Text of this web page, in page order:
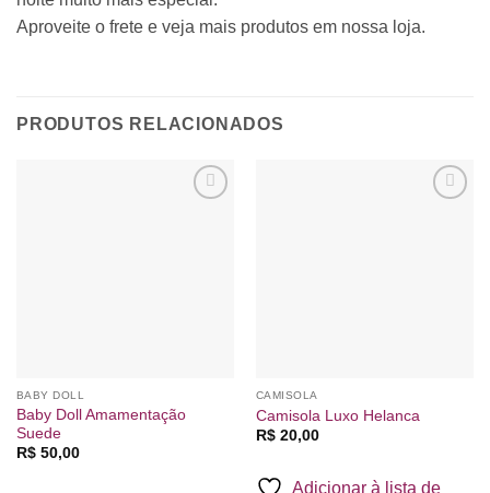
Aproveite o frete e veja mais produtos em nossa loja.
PRODUTOS RELACIONADOS
BABY DOLL
Baby Doll Amamentação
Suede
R$50,00
CAMISOLA
Camisola Luxo Helanca
R$20,00
Adicionar à lista de